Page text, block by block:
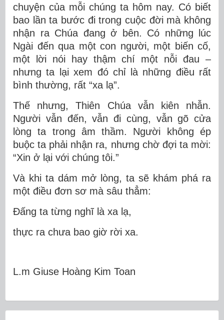
chuyện của mỗi chúng ta hôm nay. Có biết
bao lần ta bước đi trong cuộc đời mà không
nhận ra Chúa đang ở bên. Có những lúc
Ngài đến qua một con người, một biến cố,
một lời nói hay thậm chí một nỗi đau –
nhưng ta lại xem đó chỉ là những điều rất
bình thường, rất “xa lạ”.
Thế nhưng, Thiên Chúa vẫn kiên nhẫn.
Người vẫn đến, vẫn đi cùng, vẫn gõ cửa
lòng ta trong âm thầm. Người không ép
buộc ta phải nhận ra, nhưng chờ đợi ta mời:
“Xin ở lại với chúng tôi.”
Và khi ta dám mở lòng, ta sẽ khám phá ra
một điều đơn sơ mà sâu thẳm:
Đấng ta từng nghĩ là xa lạ,
thực ra chưa bao giờ rời xa.
L.m Giuse Hoàng Kim Toan